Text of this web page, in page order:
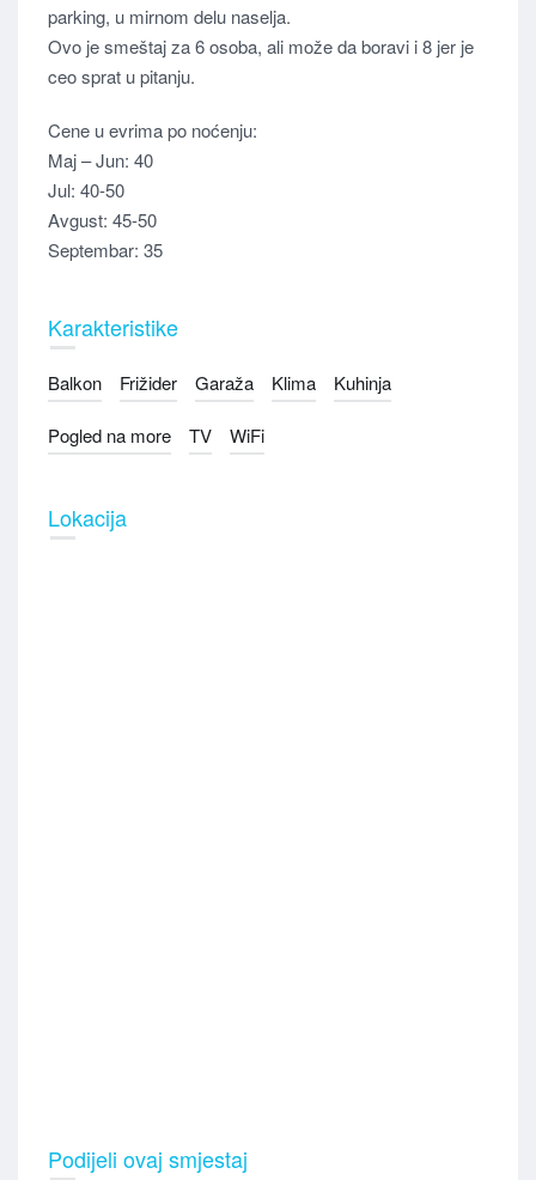
parking, u mirnom delu naselja.
Ovo je smeštaj za 6 osoba, ali može da boravi i 8 jer je
ceo sprat u pitanju.
Cene u evrima po noćenju:
Maj – Jun: 40
Jul: 40-50
Avgust: 45-50
Septembar: 35
Karakteristike
Balkon Frižider Garaža Klima Kuhinja
Pogled na more TV WiFi
Lokacija
Podijeli ovaj smjestaj